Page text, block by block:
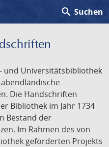
search Suchen
und Universitätsbibliothek
Die Handschriften
Bibliothek im Jahr 1734
Bestand der
Im Rahmen des von
geförderten Projekts